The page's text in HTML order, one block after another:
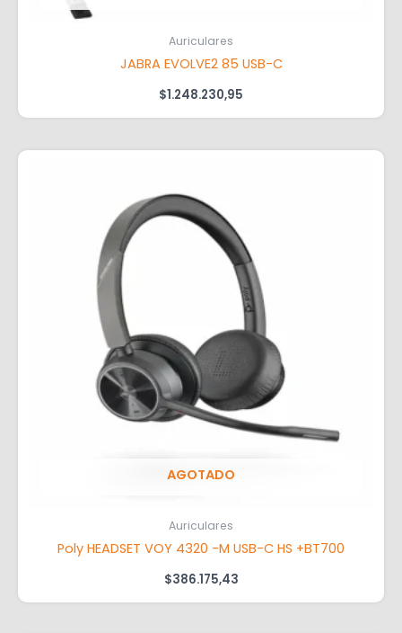
Auriculares
JABRA EVOLVE2 85 USB-C
$1.248.230,95
AGOTADO
Auriculares
Poly HEADSET VOY 4320 -M USB-C HS +BT700
$386.175,43